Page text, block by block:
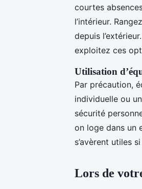
courtes
l’intérieur.
depuis
exploitez ces
Utilisation
Par précaution,
individuelle ou
sécurité
on loge dans un
s’avèrent utiles
Lors de